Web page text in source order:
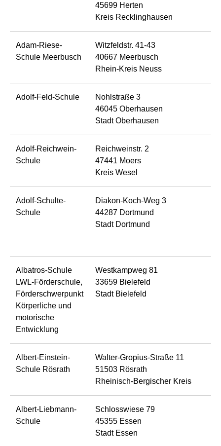
45699 Herten
Kreis Recklinghausen
Adam-Riese-
Schule Meerbusch
Witzfeldstr. 41-43
40667 Meerbusch
Rhein-Kreis Neuss
Adolf-Feld-Schule
Nohlstraße 3
46045 Oberhausen
Stadt Oberhausen
Adolf-Reichwein-
Schule
Reichweinstr. 2
47441 Moers
Kreis Wesel
Adolf-Schulte-
Schule
Diakon-Koch-Weg 3
44287 Dortmund
Stadt Dortmund
Albatros-Schule
LWL-Förderschule,
Förderschwerpunkt
Körperliche und
motorische
Entwicklung
Westkampweg 81
33659 Bielefeld
Stadt Bielefeld
Albert-Einstein-
Schule Rösrath
Walter-Gropius-Straße 11
51503 Rösrath
Rheinisch-Bergischer Kreis
Albert-Liebmann-
Schule
Schlosswiese 79
45355 Essen
Stadt Essen